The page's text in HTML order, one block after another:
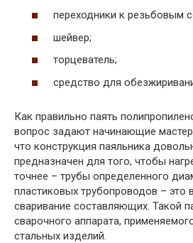
переходники к резьбовым
шейвер;
торцеватель;
средство для
Как правильно паять
вопрос задают начинающие
что конструкция паяльника
предназначен для того, чтобы
точнее – трубы определенного
пластиковых трубопроводов – это
сваривание составляющих. Такой
сварочного аппарата,
стальных изделий.